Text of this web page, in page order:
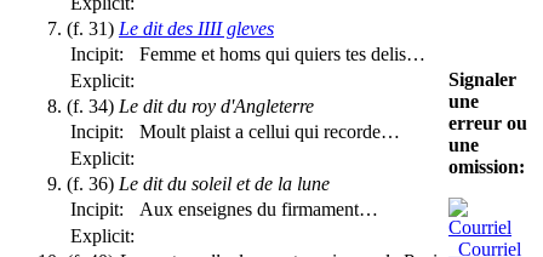
(f. 31) Le dit des IIII gleves
Incipit:
Femme et homs qui quiers tes delis…
Explicit:
(f. 34) Le dit du roy d'Angleterre
Incipit:
Moult plaist a cellui qui recorde…
Explicit:
(f. 36) Le dit du soleil et de la lune
Incipit:
Aux enseignes du firmament…
Explicit:
Signaler
une
erreur ou
une
omission:
Courriel